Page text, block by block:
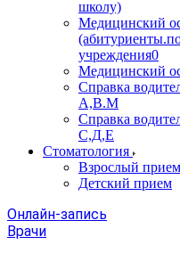
школу)
Медицинский
учреждения0
Медицинский
Справка
А,В.М
Справка
С,Д,Е
Стоматология
Взрослый прием
Детский прием
Онлайн-запись
Врачи